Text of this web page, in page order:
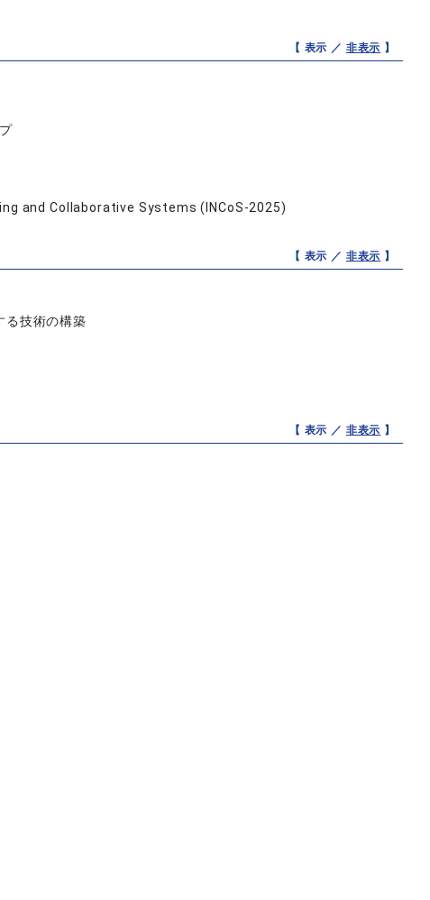
【 表示 ／ 非表示 】
and Collaborative Systems (INCoS-2025)
【 表示 ／ 非表示 】
る技術の構築
【 表示 ／ 非表示 】